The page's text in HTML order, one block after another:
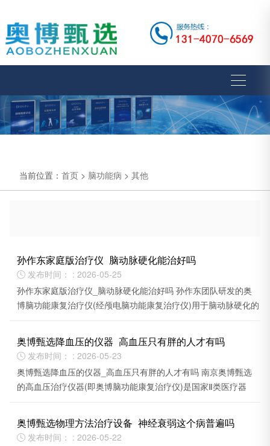
当前位置： 首页 > 脑功能病 > 其他
孙作东家庭版治疗仪_脑动脉硬化能治好吗
 发布时间： : 2026-05-25
孙作东家庭版治疗仪_脑动脉硬化能治好吗 孙作东团队研发的奥
博脑功能康复治疗仪(经颅电脑功能康复治疗仪)用于脑动脉硬化的
奥博甄选降血压的仪器_高血压只有胖的人才有吗
 发布时间： : 2026-05-23
奥博甄选降血压的仪器_高血压只有胖的人才有吗 南京奥博甄选
的高血压治疗仪器(即奥博脑功能康复治疗仪)是国家Ⅱ类医疗器
奥博甄选物理方法治疗设备_神经衰弱这个病普遍吗
 发布时间： : 2026-05-22